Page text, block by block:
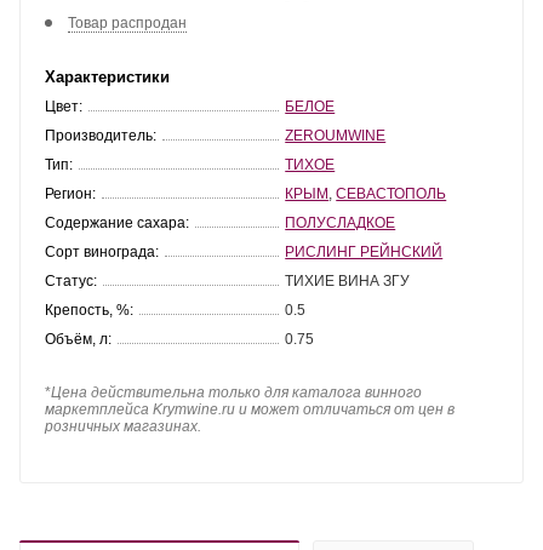
Товар распродан
Характеристики
Цвет:
БЕЛОЕ
Производитель:
ZEROUMWINE
Тип:
ТИХОЕ
Регион:
КРЫМ ,СЕВАСТОПОЛЬ
Содержание сахара:
ПОЛУСЛАДКОЕ
Сорт винограда:
РИСЛИНГ РЕЙНСКИЙ
Статус:
ТИХИЕ ВИНА ЗГУ
Крепость, %:
0.5
Объём, л:
0.75
*Цена действительна только для каталога винного
маркетплейса Krymwine.ru и может отличаться от цен в
розничных магазинах.